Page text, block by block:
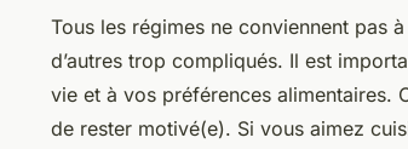
Tous les régimes ne conviennent pas
d’autres trop compliqués. Il est
vie et à vos préférences alimentaires.
de rester motivé(e). Si vous aimez